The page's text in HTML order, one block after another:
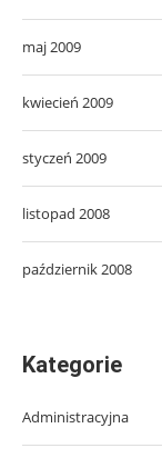
maj 2009
kwiecień 2009
styczeń 2009
listopad 2008
październik 2008
Kategorie
Administracyjna